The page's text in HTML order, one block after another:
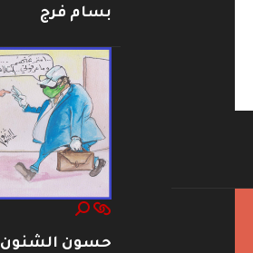
بسام فرج
حسون الشنون